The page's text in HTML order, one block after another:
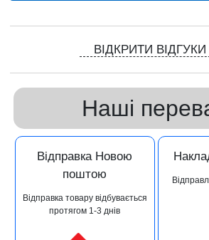
ВІДКРИТИ ВІДГУКИ
Наші
Відправка Новою
поштою
Відправка товару відбувається
протягом 1-3 днів